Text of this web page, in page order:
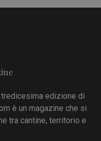
edizione di
è un magazine che si
tra cantine, territorio e